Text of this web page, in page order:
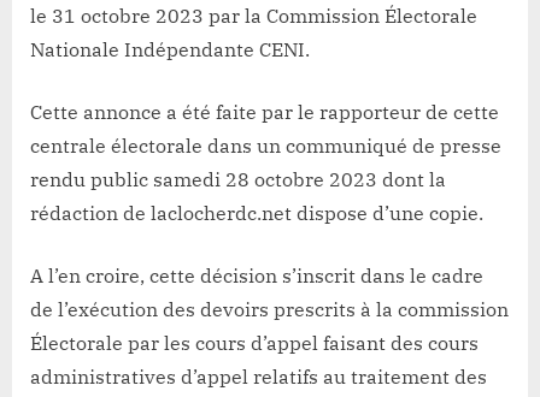
le 31 octobre 2023 par la Commission Électorale
Nationale Indépendante CENI.
Cette annonce a été faite par le rapporteur de cette
centrale électorale dans un communiqué de presse
rendu public samedi 28 octobre 2023 dont la
rédaction de laclocherdc.net dispose d’une copie.
A l’en croire, cette décision s’inscrit dans le cadre
de l’exécution des devoirs prescrits à la commission
Électorale par les cours d’appel faisant des cours
administratives d’appel relatifs au traitement des